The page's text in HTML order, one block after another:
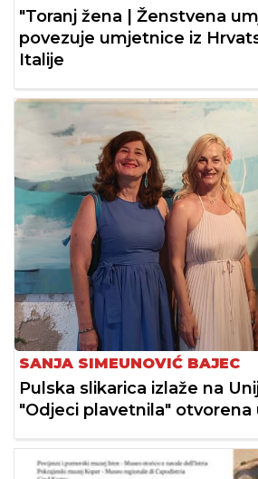
"Toranj žena | Ženstvena
povezuje umjetnice iz
Italije
SANJA SIMEUNOVIĆ BAJEC
Pulska slikarica izlaže na
"Odjeci plavetnila" otvorena